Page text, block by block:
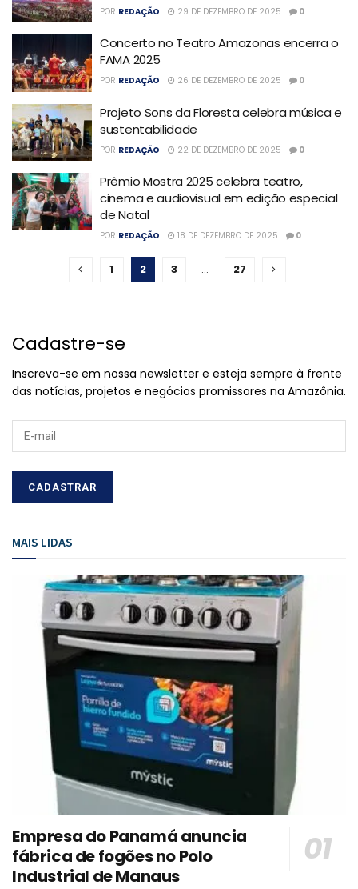
POR REDAÇÃO 29 DE DEZEMBRO DE 2025 0
Concerto no Teatro Amazonas encerra o
FAMA 2025
POR REDAÇÃO 26 DE DEZEMBRO DE 2025 0
Projeto Sons da Floresta celebra música e
sustentabilidade
POR REDAÇÃO 22 DE DEZEMBRO DE 2025 0
Prêmio Mostra 2025 celebra teatro,
cinema e audiovisual em edição especial
de Natal
POR REDAÇÃO 18 DE DEZEMBRO DE 2025 0
1 2 3 … 27
Cadastre-se
Inscreva-se em nossa newsletter e esteja sempre à frente
das notícias, projetos e negócios promissores na Amazônia.
MAIS LIDAS
Empresa do Panamá anuncia
fábrica de fogões no Polo
Industrial de Manaus